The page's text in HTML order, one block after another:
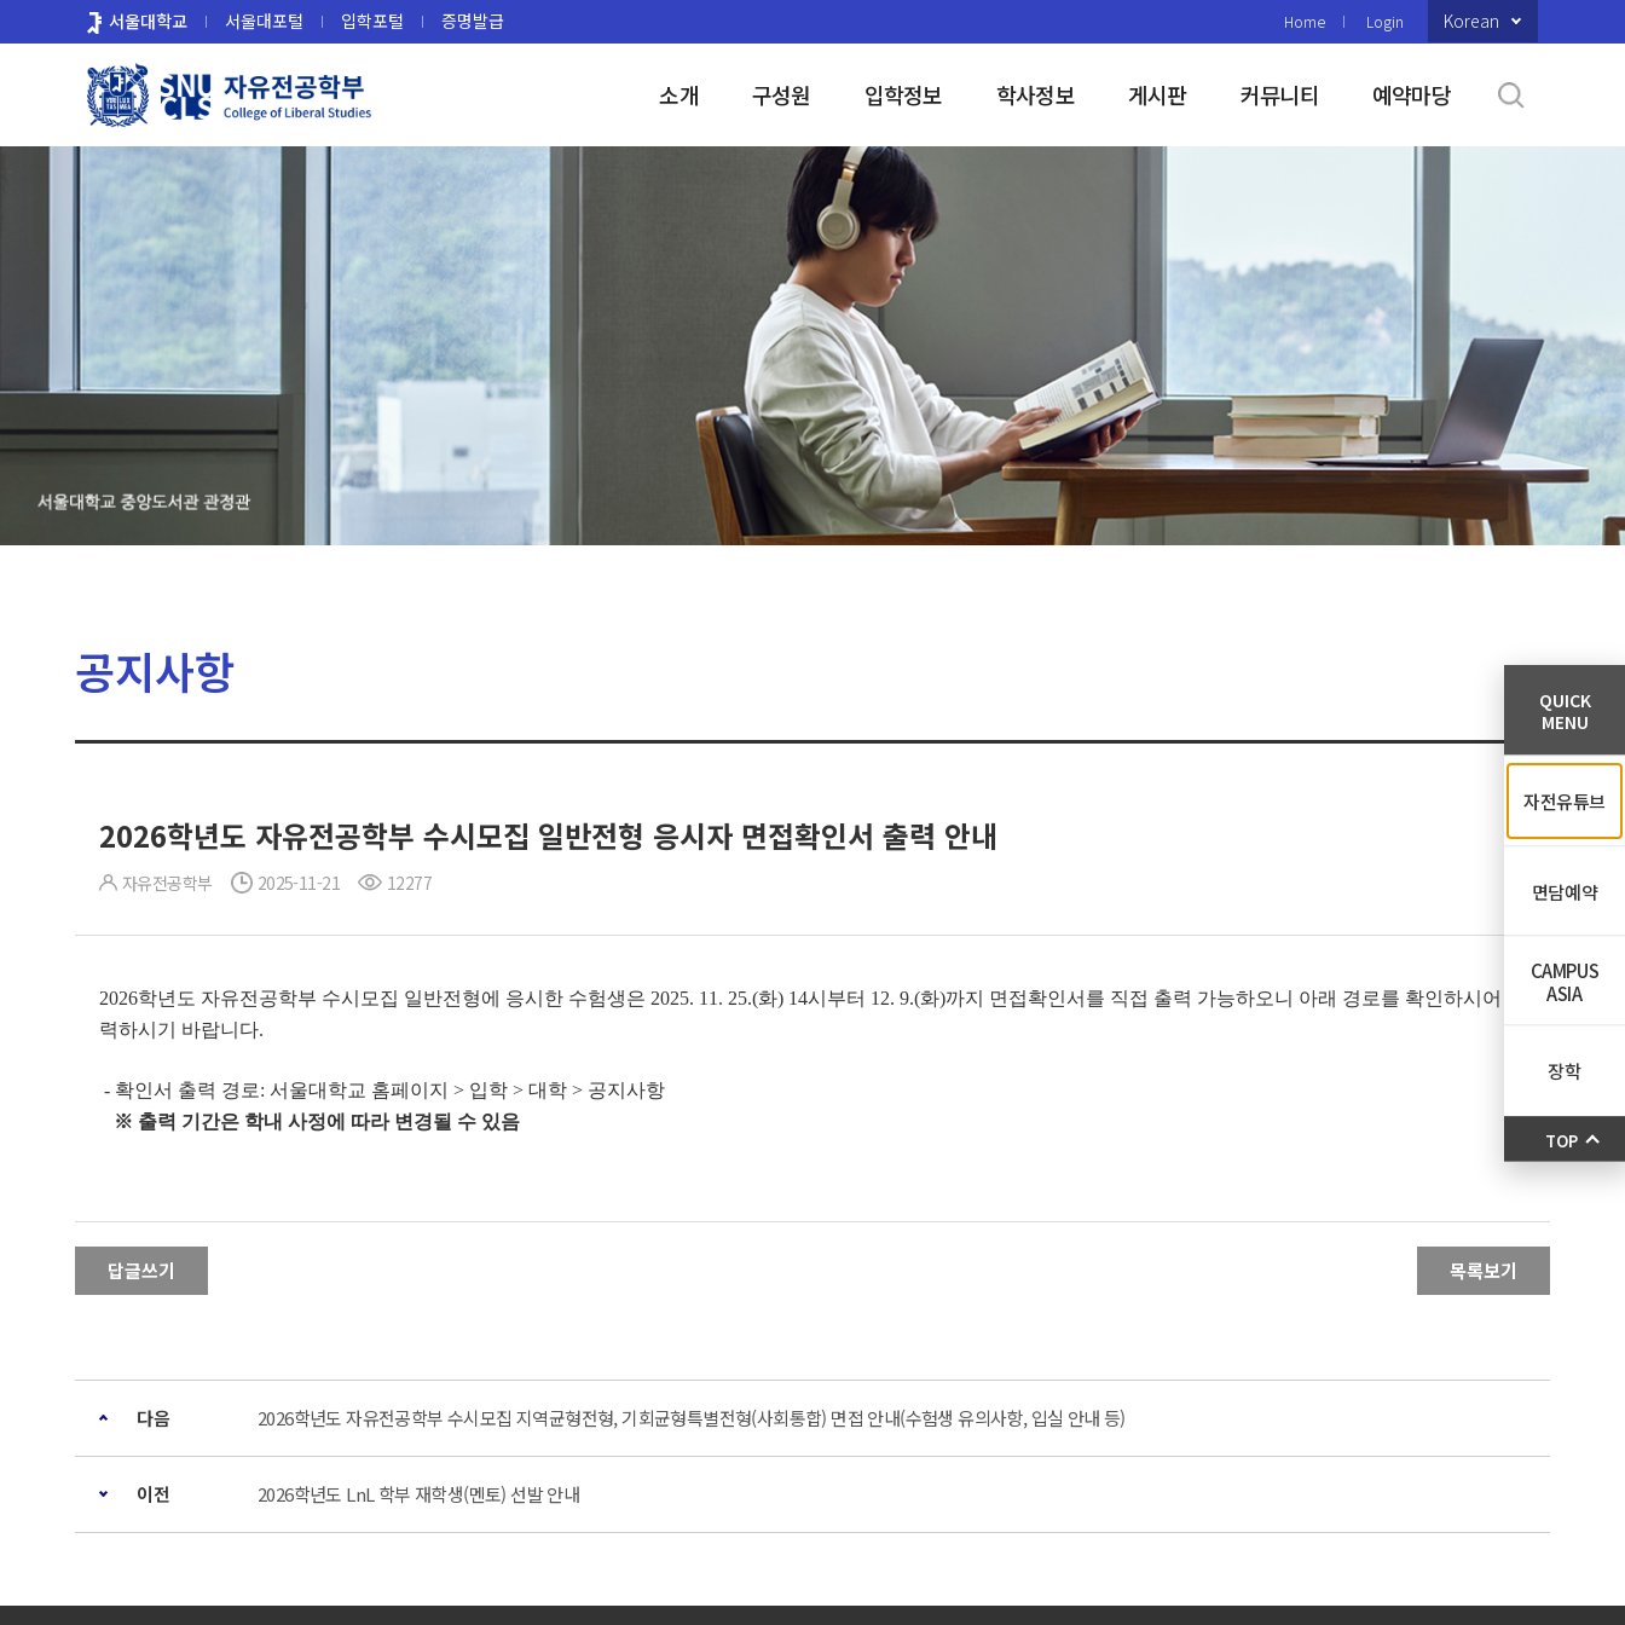
로
서울대학교 서울대포털 입학포털 증명발급 Home Login Korean
소개 구성원 입학정보 학사정보 게시판 커뮤니티 예약마당
공지사항
2026학년도 자유전공학부 수시모집 일반전형 응시자 면접확인서 출력 안내
자유전공학부 2025-11-21 12277
2026학년도 자유전공학부 수시모집 일반전형에 응시한 수험생은 2025. 11. 25.(화) 14시부터 12. 9.(화)까지 면접확인서를 직접 출력 가능하오니 아래 경로를 확인하시어 출
력하시기 바랍니다.
- 확인서 출력 경로: 서울대학교 홈페이지 > 입학 > 대학 > 공지사항
※ 출력 기간은 학내 사정에 따라 변경될 수 있음
답글쓰기 목록보기
다음 2026학년도 자유전공학부 수시모집 지역균형전형, 기회균형특별전형(사회통합) 면접 안내(수험생 유의사항, 입실 안내 등)
이전 2026학년도 LnL 학부 재학생(멘토) 선발 안내
QUICK
MENU
자전유튜브
면담예약
CAMPUS
ASIA
장학
TOP